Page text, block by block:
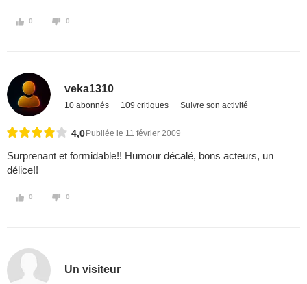
0 0
veka1310
10 abonnés 109 critiques Suivre son activité
4,0 Publiée le 11 février 2009
Surprenant et formidable!! Humour décalé, bons acteurs, un
délice!!
0 0
Un visiteur